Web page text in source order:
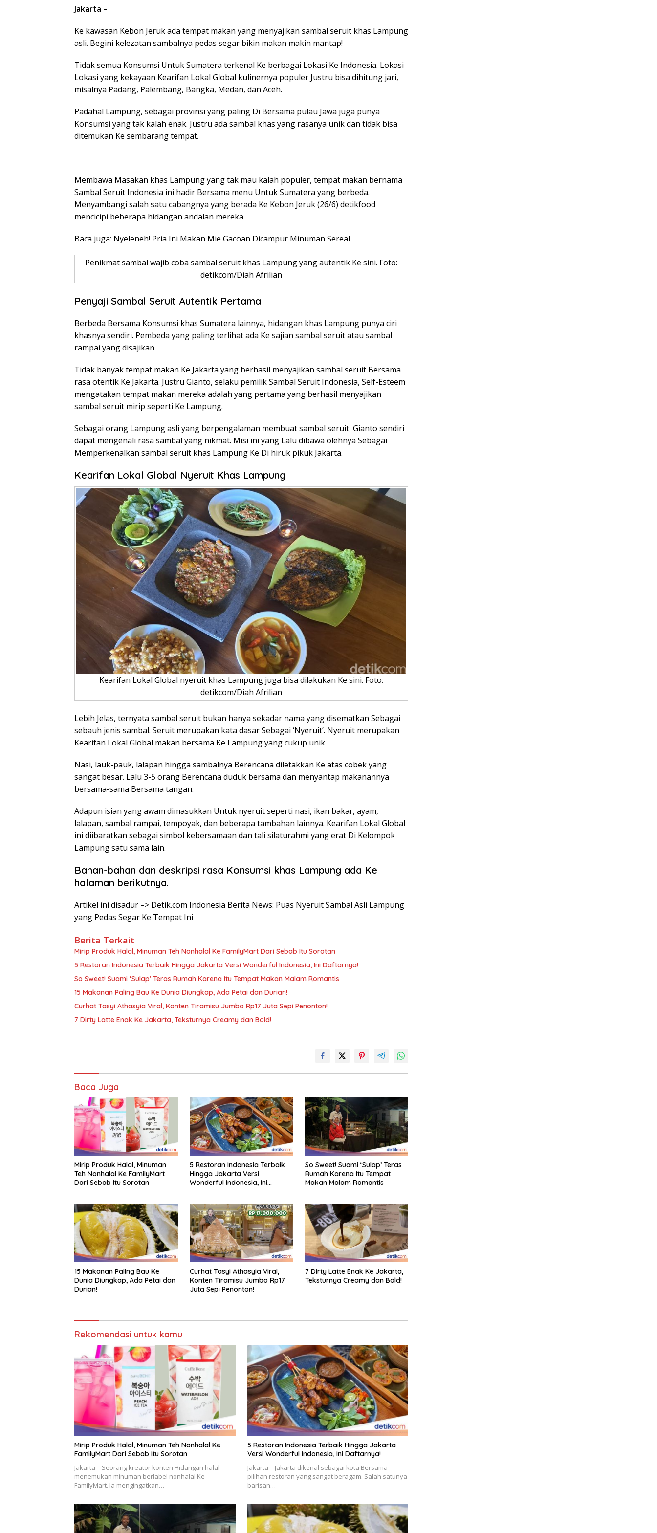
Jakarta –
Ke kawasan Kebon Jeruk ada tempat makan yang menyajikan sambal seruit khas Lampung
asli. Begini kelezatan sambalnya pedas segar bikin makan makin mantap!
Tidak semua Konsumsi Untuk Sumatera terkenal Ke berbagai Lokasi Ke Indonesia. Lokasi-
Lokasi yang kekayaan Kearifan Lokal Global kulinernya populer Justru bisa dihitung jari,
misalnya Padang, Palembang, Bangka, Medan, dan Aceh.
Padahal Lampung, sebagai provinsi yang paling Di Bersama pulau Jawa juga punya
Konsumsi yang tak kalah enak. Justru ada sambal khas yang rasanya unik dan tidak bisa
ditemukan Ke sembarang tempat.
Membawa Masakan khas Lampung yang tak mau kalah populer, tempat makan bernama
Sambal Seruit Indonesia ini hadir Bersama menu Untuk Sumatera yang berbeda.
Menyambangi salah satu cabangnya yang berada Ke Kebon Jeruk (26/6) detikfood
mencicipi beberapa hidangan andalan mereka.
Baca juga: Nyeleneh! Pria Ini Makan Mie Gacoan Dicampur Minuman Sereal
Penikmat sambal wajib coba sambal seruit khas Lampung yang autentik Ke sini. Foto:
detikcom/Diah Afrilian
Penyaji Sambal Seruit Autentik Pertama
Berbeda Bersama Konsumsi khas Sumatera lainnya, hidangan khas Lampung punya ciri
khasnya sendiri. Pembeda yang paling terlihat ada Ke sajian sambal seruit atau sambal
rampai yang disajikan.
Tidak banyak tempat makan Ke Jakarta yang berhasil menyajikan sambal seruit Bersama
rasa otentik Ke Jakarta. Justru Gianto, selaku pemilik Sambal Seruit Indonesia, Self-Esteem
mengatakan tempat makan mereka adalah yang pertama yang berhasil menyajikan
sambal seruit mirip seperti Ke Lampung.
Sebagai orang Lampung asli yang berpengalaman membuat sambal seruit, Gianto sendiri
dapat mengenali rasa sambal yang nikmat. Misi ini yang Lalu dibawa olehnya Sebagai
Memperkenalkan sambal seruit khas Lampung Ke Di hiruk pikuk Jakarta.
Kearifan Lokal Global Nyeruit Khas Lampung
Kearifan Lokal Global nyeruit khas Lampung juga bisa dilakukan Ke sini. Foto:
detikcom/Diah Afrilian
Lebih Jelas, ternyata sambal seruit bukan hanya sekadar nama yang disematkan Sebagai
sebauh jenis sambal. Seruit merupakan kata dasar Sebagai ‘Nyeruit’. Nyeruit merupakan
Kearifan Lokal Global makan bersama Ke Lampung yang cukup unik.
Nasi, lauk-pauk, lalapan hingga sambalnya Berencana diletakkan Ke atas cobek yang
sangat besar. Lalu 3-5 orang Berencana duduk bersama dan menyantap makanannya
bersama-sama Bersama tangan.
Adapun isian yang awam dimasukkan Untuk nyeruit seperti nasi, ikan bakar, ayam,
lalapan, sambal rampai, tempoyak, dan beberapa tambahan lainnya. Kearifan Lokal Global
ini diibaratkan sebagai simbol kebersamaan dan tali silaturahmi yang erat Di Kelompok
Lampung satu sama lain.
Bahan-bahan dan deskripsi rasa Konsumsi khas Lampung ada Ke
halaman berikutnya.
Artikel ini disadur –> Detik.com Indonesia Berita News: Puas Nyeruit Sambal Asli Lampung
yang Pedas Segar Ke Tempat Ini
Berita Terkait
Mirip Produk Halal, Minuman Teh Nonhalal Ke FamilyMart Dari Sebab Itu Sorotan
5 Restoran Indonesia Terbaik Hingga Jakarta Versi Wonderful Indonesia, Ini Daftarnya!
So Sweet! Suami ‘Sulap’ Teras Rumah Karena Itu Tempat Makan Malam Romantis
15 Makanan Paling Bau Ke Dunia Diungkap, Ada Petai dan Durian!
Curhat Tasyi Athasyia Viral, Konten Tiramisu Jumbo Rp17 Juta Sepi Penonton!
7 Dirty Latte Enak Ke Jakarta, Teksturnya Creamy dan Bold!
Baca Juga
Mirip Produk Halal, Minuman
Teh Nonhalal Ke FamilyMart
Dari Sebab Itu Sorotan
5 Restoran Indonesia Terbaik
Hingga Jakarta Versi
Wonderful Indonesia, Ini
So Sweet! Suami ‘Sulap’ Teras
Rumah Karena Itu Tempat
Makan Malam Romantis
15 Makanan Paling Bau Ke
Dunia Diungkap, Ada Petai dan
Durian!
Curhat Tasyi Athasyia Viral,
Konten Tiramisu Jumbo Rp17
Juta Sepi Penonton!
7 Dirty Latte Enak Ke Jakarta,
Teksturnya Creamy dan Bold!
Rekomendasi untuk kamu
Mirip Produk Halal, Minuman Teh Nonhalal Ke
FamilyMart Dari Sebab Itu Sorotan
Jakarta – Seorang kreator konten Hidangan halal
menemukan minuman berlabel nonhalal Ke
FamilyMart. Ia mengingatkan…
5 Restoran Indonesia Terbaik Hingga Jakarta
Versi Wonderful Indonesia, Ini Daftarnya!
Jakarta – Jakarta dikenal sebagai kota Bersama
pilihan restoran yang sangat beragam. Salah satunya
barisan…